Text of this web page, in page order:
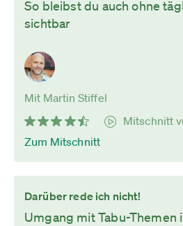
So bleibst du auch ohne
sichtbar
Mit Martin Stiffel
Mitschnitt
Zum Mitschnitt
Darüber rede ich nicht!
Umgang mit Tabu-Themen